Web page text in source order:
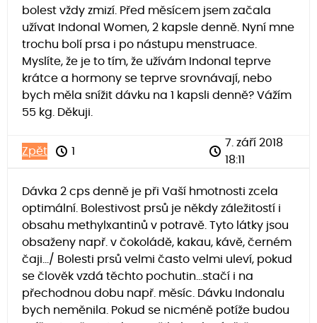
bolest vždy zmizí. Před měsícem jsem začala
užívat Indonal Women, 2 kapsle denně. Nyní mne
trochu bolí prsa i po nástupu menstruace.
Myslíte, že je to tím, že užívám Indonal teprve
krátce a hormony se teprve srovnávají, nebo
bych měla snížit dávku na 1 kapsli denně? Vážím
55 kg. Děkuji.
Zpět 1
7. září 2018
18:11
Dávka 2 cps denně je při Vaší hmotnosti zcela
optimální. Bolestivost prsů je někdy záležitostí i
obsahu methylxantinů v potravě. Tyto látky jsou
obsaženy např. v čokoládě, kakau, kávě, černém
čaji.../ Bolesti prsů velmi často velmi uleví, pokud
se člověk vzdá těchto pochutin...stačí i na
přechodnou dobu např. měsíc. Dávku Indonalu
bych neměnila. Pokud se nicméně potíže budou